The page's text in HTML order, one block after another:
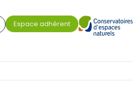
Espace adhérent